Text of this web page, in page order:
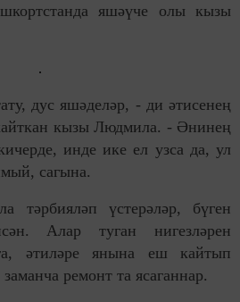
яшәүче олы кызы
дус яшәделәр, - ди әтисенең
кызы Людмила. - Әнинең
инде ике ел узса да, ул
сагына.
тәрбияләп үстерәләр, бүген
Алар туган нигезләрен
әтиләре янына еш кайтып
ремонт та ясаганнар.